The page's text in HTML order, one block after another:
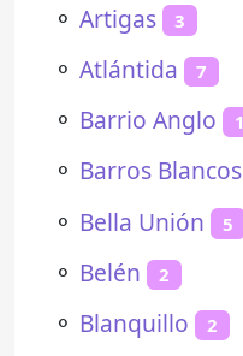
⚬ Artigas 3
⚬ Atlántida 7
⚬ Barrio Anglo 1
⚬ Barros Blancos
⚬ Bella Unión 5
⚬ Belén 2
⚬ Blanquillo 2